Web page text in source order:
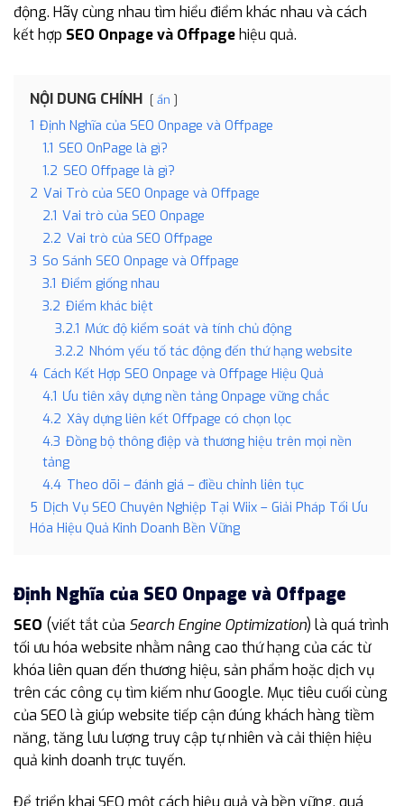
động. Hãy cùng nhau tìm hiểu điểm khác nhau và cách
kết hợp SEO Onpage và Offpage hiệu quả.
NỘI DUNG CHÍNH ẩn
1 Định Nghĩa của SEO Onpage và Offpage
1.1 SEO OnPage là gì?
1.2 SEO Offpage là gì?
2 Vai Trò của SEO Onpage và Offpage
2.1 Vai trò của SEO Onpage
2.2 Vai trò của SEO Offpage
3 So Sánh SEO Onpage và Offpage
3.1 Điểm giống nhau
3.2 Điểm khác biệt
3.2.1 Mức độ kiểm soát và tính chủ động
3.2.2 Nhóm yếu tố tác động đến thứ hạng website
4 Cách Kết Hợp SEO Onpage và Offpage Hiệu Quả
4.1 Ưu tiên xây dựng nền tảng Onpage vững chắc
4.2 Xây dựng liên kết Offpage có chọn lọc
4.3 Đồng bộ thông điệp và thương hiệu trên mọi nền
tảng
4.4 Theo dõi – đánh giá – điều chỉnh liên tục
5 Dịch Vụ SEO Chuyên Nghiệp Tại Wiix – Giải Pháp Tối Ưu
Hóa Hiệu Quả Kinh Doanh Bền Vững
Định Nghĩa của SEO Onpage và Offpage
SEO (viết tắt của Search Engine Optimization) là quá trình
tối ưu hóa website nhằm nâng cao thứ hạng của các từ
khóa liên quan đến thương hiệu, sản phẩm hoặc dịch vụ
trên các công cụ tìm kiếm như Google. Mục tiêu cuối cùng
của SEO là giúp website tiếp cận đúng khách hàng tiềm
năng, tăng lưu lượng truy cập tự nhiên và cải thiện hiệu
quả kinh doanh trực tuyến.
Để triển khai SEO một cách hiệu quả và bền vững, quá